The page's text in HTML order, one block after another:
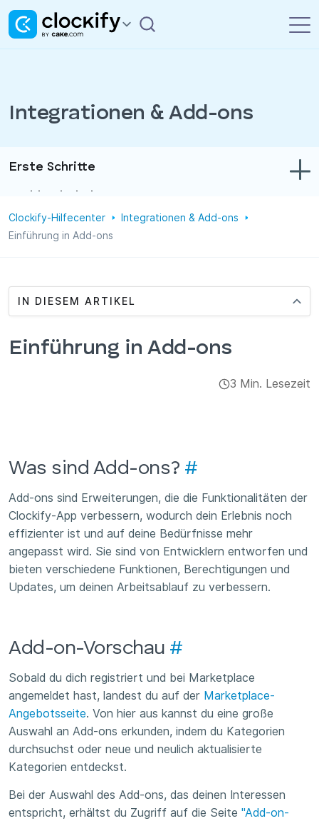
Integrationen & Add-ons
Integrationen & Add-ons
Erste Schritte
Zeit- und Ausgabenerfassung
Projekte
Verwaltung
Clockify-Hilfecenter
Integrationen & Add-ons
Einführung in Add-ons
IN DIESEM ARTIKEL
Einführung in Add-ons
3 Min. Lesezeit
Was sind Add-ons? #
Add-ons sind Erweiterungen, die die Funktionalitäten der
Clockify-App verbessern, wodurch dein Erlebnis noch
effizienter ist und auf deine Bedürfnisse mehr
angepasst wird. Sie sind von Entwicklern entworfen und
bieten verschiedene Funktionen, Berechtigungen und
Updates, um deinen Arbeitsablauf zu verbessern.
Add-on-Vorschau #
Sobald du dich registriert und bei Marketplace
angemeldet hast, landest du auf der Marketplace-
Angebotsseite. Von hier aus kannst du eine große
Auswahl an Add-ons erkunden, indem du Kategorien
durchsuchst oder neue und neulich aktualisierte
Kategorien entdeckst.
Bei der Auswahl des Add-ons, das deinen Interessen
entspricht, erhältst du Zugriff auf die Seite "Add-on-